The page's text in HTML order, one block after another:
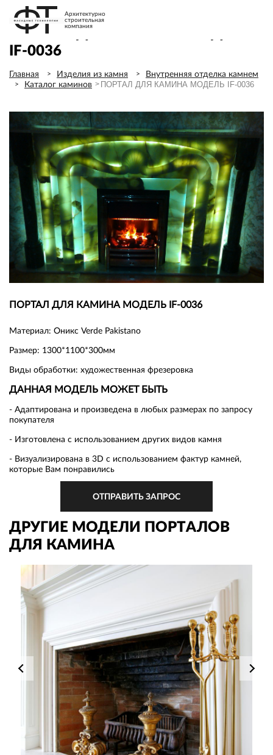
Архитектурно
строительная
компания
ПОРТАЛ ДЛЯ КАМИНА МОДЕЛЬ
IF-0036
Главная Изделия из камня
Внутренняя отделка камнем
Каталог каминов
ПОРТАЛ ДЛЯ КАМИНА МОДЕЛЬ IF-0036
ПОРТАЛ ДЛЯ КАМИНА МОДЕЛЬ IF-0036
Материал: Оникс Verde Pakistano
Размер: 1300*1100*300мм
Виды обработки: художественная фрезеровка
ДАННАЯ МОДЕЛЬ МОЖЕТ БЫТЬ
- Адаптирована и произведена в любых размерах по запросу
покупателя
- Изготовлена с использованием других видов камня
- Визуализирована в 3D с использованием фактур камней,
которые Вам понравились
ОТПРАВИТЬ ЗАПРОС
ДРУГИЕ МОДЕЛИ ПОРТАЛОВ
ДЛЯ КАМИНА